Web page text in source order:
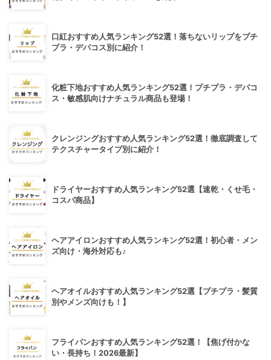
口紅おすすめ人気ランキング52選！落ちないリップをプチ
プラ・デパコス別に紹介！
化粧下地おすすめ人気ランキング52選！プチプラ・デパコ
ス・敏感肌向けナチュラル商品も登場！
クレンジングおすすめ人気ランキング52選！徹底調査して
テクスチャータイプ別に紹介！
ドライヤーおすすめ人気ランキング52選【速乾・くせ毛・
コスパ商品】
ヘアアイロンおすすめ人気ランキング52選！初心者・メン
ズ向け・海外対応も♪
ヘアオイルおすすめ人気ランキング52選【プチプラ・髪質
別やメンズ向けも！】
フライパンおすすめ人気ランキング52選！【焦げ付かな
い・長持ち！2026最新】